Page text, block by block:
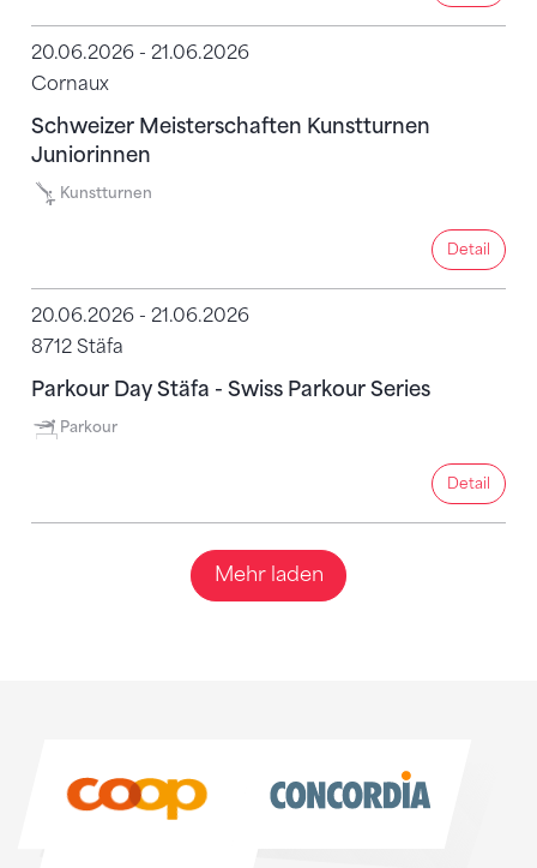
20.06.2026 - 21.06.2026
Cornaux
Schweizer Meisterschaften Kunstturnen
Juniorinnen
Kunstturnen
Detail Detail
20.06.2026 - 21.06.2026
8712 Stäfa
Parkour Day Stäfa - Swiss Parkour Series
Parkour
Detail Detail
Mehr laden